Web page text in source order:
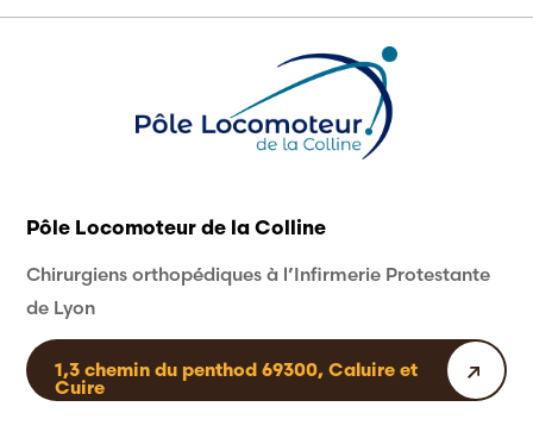
Pôle Locomoteur de la Colline
Chirurgiens orthopédiques à l’Infirmerie Protestante
de Lyon
1,3 chemin du penthod 69300, Caluire et
Cuire